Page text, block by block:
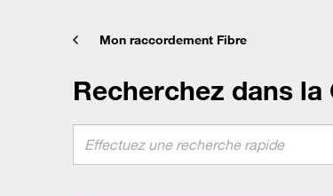
Mon raccordement Fibre
Recherchez dans